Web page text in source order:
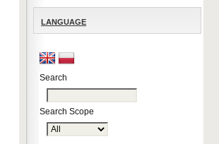
LANGUAGE
Search
Search Scope